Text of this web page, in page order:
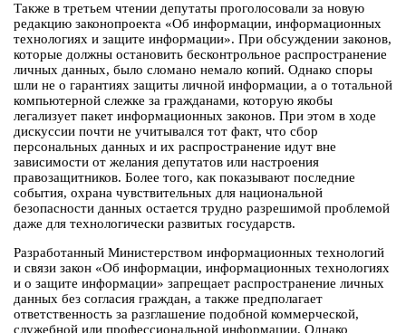
Также в третьем чтении депутаты проголосовали за новую
редакцию законопроекта «Об информации, информационных
технологиях и защите информации». При обсуждении законов,
которые должны остановить бесконтрольное распространение
личных данных, было сломано немало копий. Однако споры
шли не о гарантиях защиты личной информации, а о тотальной
компьютерной слежке за гражданами, которую якобы
легализует пакет информационных законов. При этом в ходе
дискуссии почти не учитывался тот факт, что сбор
персональных данных и их распространение идут вне
зависимости от желания депутатов или настроения
правозащитников. Более того, как показывают последние
события, охрана чувствительных для национальной
безопасности данных остается трудно разрешимой проблемой
даже для технологически развитых государств.
Разработанный Министерством информационных технологий
и связи закон «Об информации, информационных технологиях
и о защите информации» запрещает распространение личных
данных без согласия граждан, а также предполагает
ответственность за разглашение подобной коммерческой,
служебной или профессиональной информации. Однако